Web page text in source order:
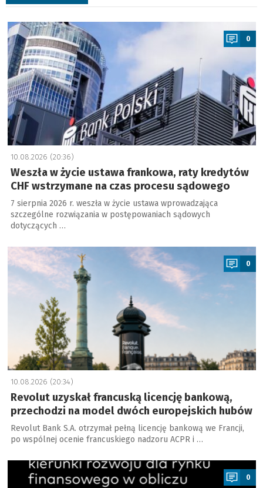
a
0
10.08.2026 (20:36)
Weszła w życie ustawa frankowa, raty kredytów
CHF wstrzymane na czas procesu sądowego
7 sierpnia 2026 r. weszła w życie ustawa wprowadzająca
szczególne rozwiązania w postępowaniach sądowych
dotyczących …
a
0
10.08.2026 (20:34)
Revolut uzyskał francuską licencję bankową,
przechodzi na model dwóch europejskich hubów
Revolut Bank S.A. otrzymał pełną licencję bankową we Francji,
po wspólnej ocenie francuskiego nadzoru ACPR i …
a
0